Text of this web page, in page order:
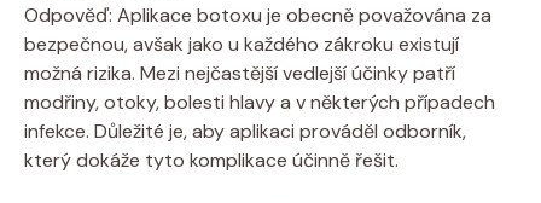
Odpověď: Aplikace botoxu je obecně považována za
bezpečnou, avšak jako u každého zákroku existují
možná rizika. Mezi nejčastější vedlejší účinky patří
modřiny, otoky, bolesti hlavy a v některých případech
infekce. Důležité je, aby aplikaci prováděl odborník,
který dokáže tyto komplikace účinně řešit.